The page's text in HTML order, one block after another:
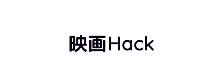
映画Hack